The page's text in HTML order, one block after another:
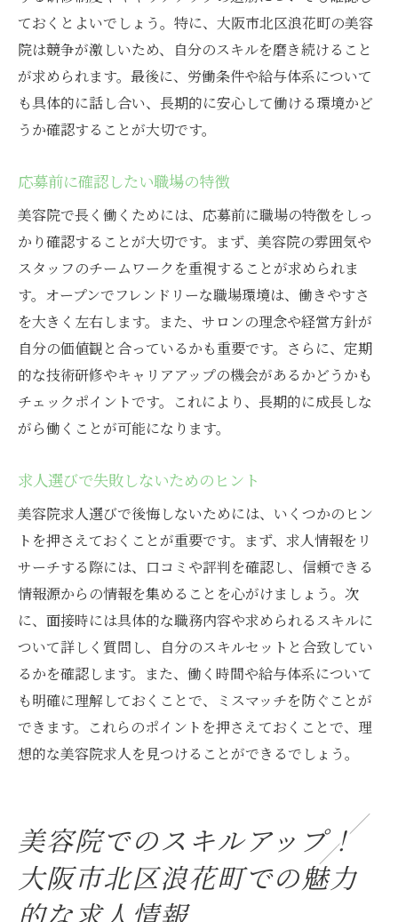
ておくとよいでしょう。特に、大阪市北区浪花町の美容
院は競争が激しいため、自分のスキルを磨き続けること
が求められます。最後に、労働条件や給与体系について
も具体的に話し合い、長期的に安心して働ける環境かど
うか確認することが大切です。
応募前に確認したい職場の特徴
美容院で長く働くためには、応募前に職場の特徴をしっ
かり確認することが大切です。まず、美容院の雰囲気や
スタッフのチームワークを重視することが求められま
す。オープンでフレンドリーな職場環境は、働きやすさ
を大きく左右します。また、サロンの理念や経営方針が
自分の価値観と合っているかも重要です。さらに、定期
的な技術研修やキャリアアップの機会があるかどうかも
チェックポイントです。これにより、長期的に成長しな
がら働くことが可能になります。
求人選びで失敗しないためのヒント
美容院求人選びで後悔しないためには、いくつかのヒン
トを押さえておくことが重要です。まず、求人情報をリ
サーチする際には、口コミや評判を確認し、信頼できる
情報源からの情報を集めることを心がけましょう。次
に、面接時には具体的な職務内容や求められるスキルに
ついて詳しく質問し、自分のスキルセットと合致してい
るかを確認します。また、働く時間や給与体系について
も明確に理解しておくことで、ミスマッチを防ぐことが
できます。これらのポイントを押さえておくことで、理
想的な美容院求人を見つけることができるでしょう。
美容院でのスキルアップ！
大阪市北区浪花町での魅力